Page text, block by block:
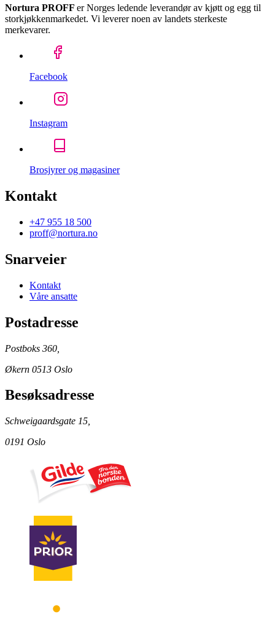
Nortura PROFF er Norges ledende leverandør av kjøtt og egg til
storkjøkkenmarkedet. Vi leverer noen av landets sterkeste
merkevarer.
Facebook
Instagram
Brosjyrer og magasiner
Kontakt
+47 955 18 500
proff@nortura.no
Snarveier
Kontakt
Våre ansatte
Postadresse
Postboks 360,
Økern 0513 Oslo
Besøksadresse
Schweigaardsgate 15,
0191 Oslo